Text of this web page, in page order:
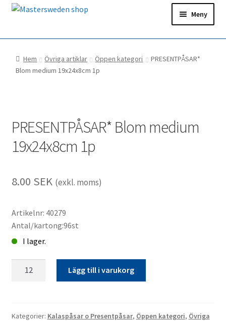
Hoppa
Hoppa
Meny
Hem
Ditt konto
Hem Övriga artiklar Öppen kategori
PRESENTPÅSAR*
Blom medium 19x24x8cm 1p
PRESENTPÅSAR* Blom medium
19x24x8cm 1p
8.00 SEK (exkl. moms)
Artikelnr: 40279
Antal/kartong:96st
I lager.
1p
Lägg till i varukorg
Kategorier: Kalaspåsar o Presentpåsar, Öppen kategori, Övriga